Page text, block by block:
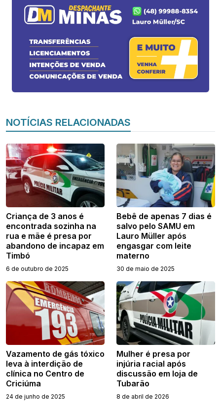
NOTÍCIAS RELACIONADAS
Criança de 3 anos é
encontrada sozinha na
rua e mãe é presa por
abandono de incapaz em
Timbó
6 de outubro de 2025
Bebê de apenas 7 dias é
salvo pelo SAMU em
Lauro Müller após
engasgar com leite
materno
30 de maio de 2025
Vazamento de gás tóxico
leva à interdição de
clínica no Centro de
Criciúma
24 de junho de 2025
Mulher é presa por
injúria racial após
discussão em loja de
Tubarão
8 de abril de 2026